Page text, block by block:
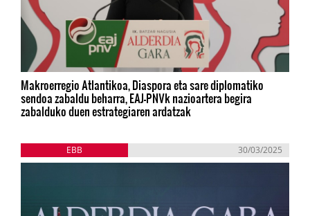
Makroerregio Atlantikoa, Diaspora eta sare diplomatiko
sendoa zabaldu beharra, EAJ-PNVk nazioartera begira
zabalduko duen estrategiaren ardatzak
EBB 30/03/2025